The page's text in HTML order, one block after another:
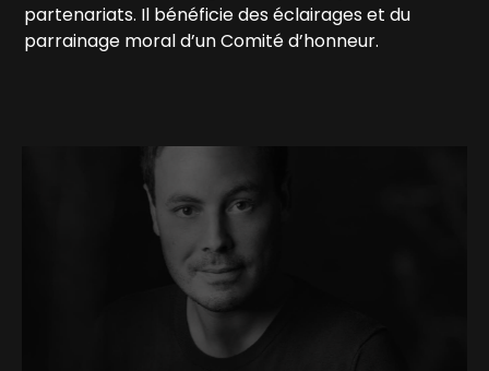
partenariats. Il bénéficie des éclairages et du
parrainage moral d’un Comité d’honneur.